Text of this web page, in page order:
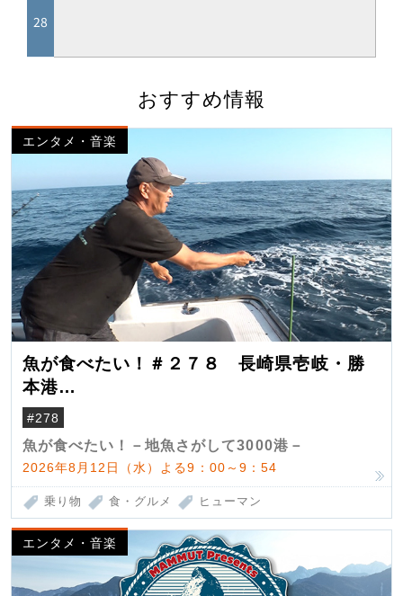
おすすめ情報
エンタメ・音楽
魚が食べたい！＃２７８ 長崎県壱岐・勝
本港
（クロマグロ）
#278
魚が食べたい！－地魚さがして3000港－
2026年8月12日（水）よる9：00～9：54
乗り物 食・グルメ ヒューマン
エンタメ・音楽